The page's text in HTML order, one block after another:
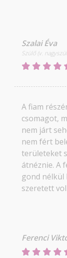
Szalai Éva
Szülő (v.
A fiam
csomagot,
nem járt
nem fért
területeket
átnéznie. A
gond nélkül
szeretett
Ferenci